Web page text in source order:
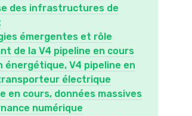
des infrastructures de
émergentes et rôle
de la V4 pipeline en cours
énergétique, V4 pipeline en
électrique
en cours, données massives
numérique